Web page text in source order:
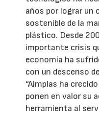
años por lograr un
sostenible de la
plástico. Desde
importante crisis
economía ha
con un descenso
“Aimplas ha
ponen en valor su
herramienta al